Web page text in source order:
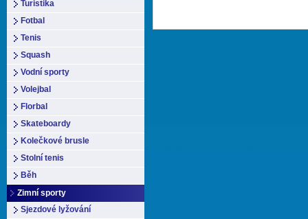
Turistika
Fotbal
Tenis
Squash
Vodní sporty
Volejbal
Florbal
Skateboardy
Kolečkové brusle
Stolní tenis
Běh
Zimní sporty
Sjezdové lyžování